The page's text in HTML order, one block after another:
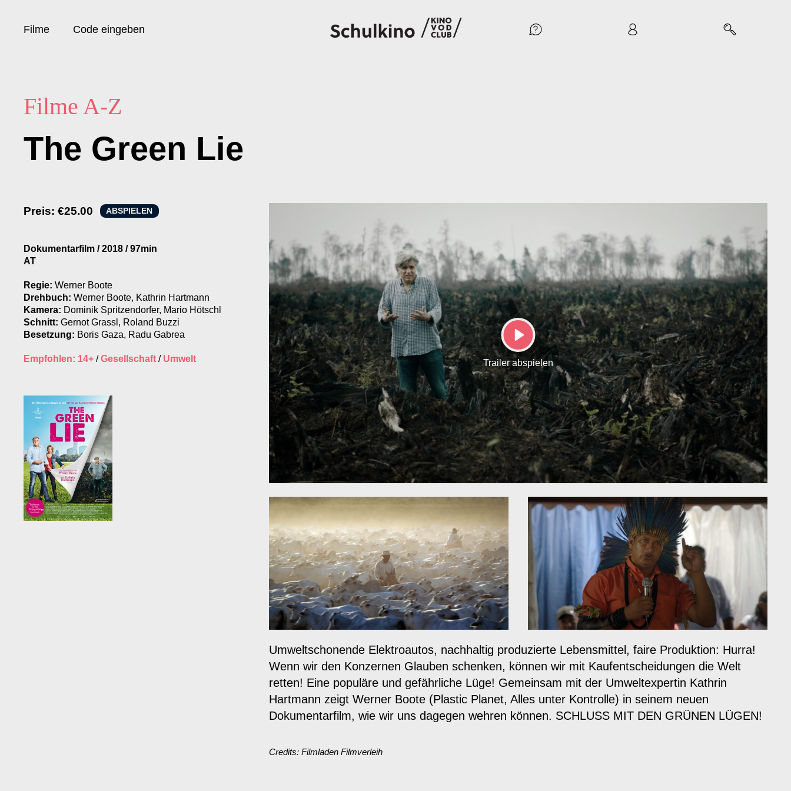
Filme Code eingeben
Filme A-Z
The Green Lie
Preis: €25.00 ABSPIELEN
PLAY
Trailer abspielen
Dokumentarfilm /2018 /97min
AT
Regie: Werner Boote
Drehbuch: Werner Boote, Kathrin Hartmann
Kamera: Dominik Spritzendorfer, Mario Hötschl
Schnitt: Gernot Grassl, Roland Buzzi
Besetzung: Boris Gaza, Radu Gabrea
Empfohlen: 14+ /Gesellschaft / Umwelt
Umweltschonende Elektroautos, nachhaltig produzierte Lebensmittel, faire Produktion: Hurra!
Wenn wir den Konzernen Glauben schenken, können wir mit Kaufentscheidungen die Welt
retten! Eine populäre und gefährliche Lüge! Gemeinsam mit der Umweltexpertin Kathrin
Hartmann zeigt Werner Boote (Plastic Planet, Alles unter Kontrolle) in seinem neuen
Dokumentarfilm, wie wir uns dagegen wehren können. SCHLUSS MIT DEN GRÜNEN LÜGEN!
Credits: Filmladen Filmverleih